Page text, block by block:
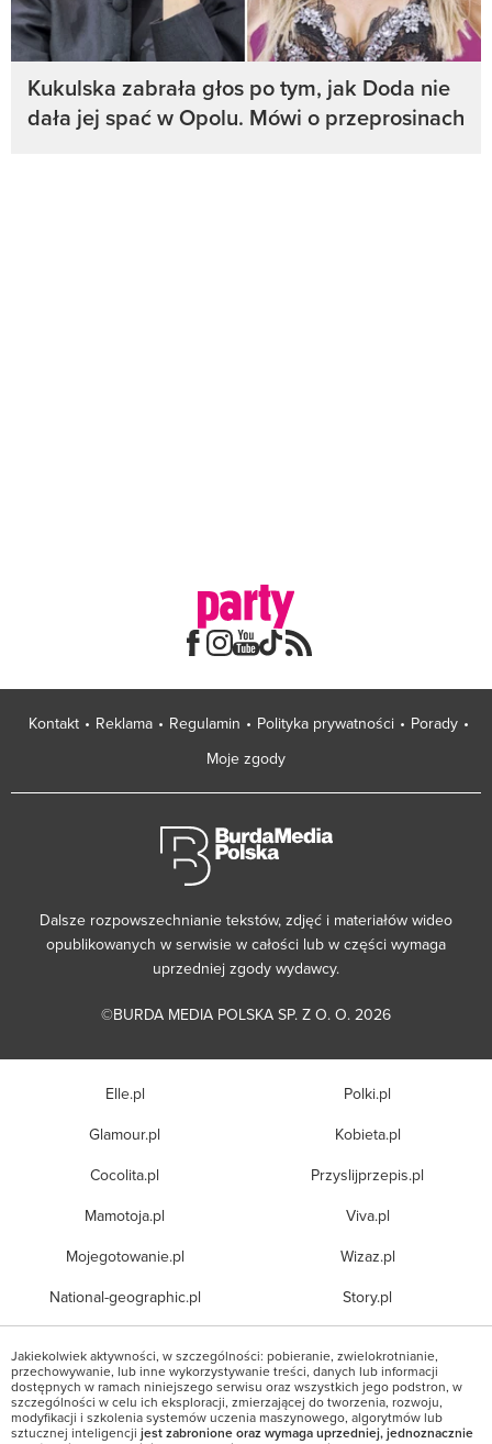
Kukulska zabrała głos po tym, jak Doda nie
dała jej spać w Opolu. Mówi o przeprosinach
Kontakt Reklama Regulamin Polityka prywatności
Porady
Moje zgody
Dalsze rozpowszechnianie tekstów, zdjęć i materiałów wideo
opublikowanych w serwisie w całości lub w części wymaga
uprzedniej zgody wydawcy.
©BURDA MEDIA POLSKA SP. Z O. O. 2026
Elle.pl
Glamour.pl
Cocolita.pl
Mamotoja.pl
Mojegotowanie.pl
National-geographic.pl
Polki.pl
Kobieta.pl
Przyslijprzepis.pl
Viva.pl
Wizaz.pl
Story.pl
Jakiekolwiek aktywności, w szczególności: pobieranie, zwielokrotnianie,
przechowywanie, lub inne wykorzystywanie treści, danych lub informacji
dostępnych w ramach niniejszego serwisu oraz wszystkich jego podstron, w
szczególności w celu ich eksploracji, zmierzającej do tworzenia, rozwoju,
modyfikacji i szkolenia systemów uczenia maszynowego, algorytmów lub
sztucznej inteligencji jest zabronione oraz wymaga uprzedniej, jednoznacznie